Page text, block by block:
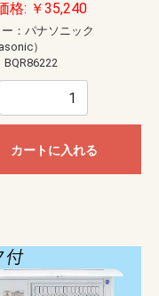
格: ￥35,240
：パナソニック
）
BQR86222
カートに入れる